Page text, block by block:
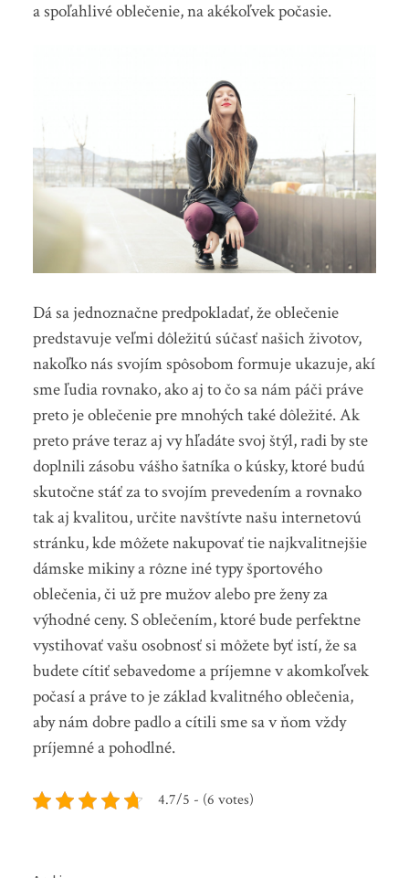
a spoľahlivé oblečenie, na akékoľvek počasie.
Dá sa jednoznačne predpokladať, že oblečenie
predstavuje veľmi dôležitú súčasť našich životov,
nakoľko nás svojím spôsobom formuje ukazuje, akí
sme ľudia rovnako, ako aj to čo sa nám páči práve
preto je oblečenie pre mnohých také dôležité. Ak
preto práve teraz aj vy hľadáte svoj štýl, radi by ste
doplnili zásobu vášho šatníka o kúsky, ktoré budú
skutočne stáť za to svojím prevedením a rovnako
tak aj kvalitou, určite navštívte našu internetovú
stránku, kde môžete nakupovať tie najkvalitnejšie
dámske mikiny a rôzne iné typy športového
oblečenia, či už pre mužov alebo pre ženy za
výhodné ceny.S oblečením, ktoré bude perfektne
vystihovať vašu osobnosť si môžete byť istí, že sa
budete cítiť sebavedome a príjemne v akomkoľvek
počasí a práve to je základ kvalitného oblečenia,
aby nám dobre padlo a cítili sme sa v ňom vždy
príjemné a pohodlné.
4.7/5 - (6 votes)